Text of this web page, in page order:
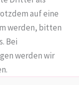
auf eine
werden, bitten
Bei
werden wir